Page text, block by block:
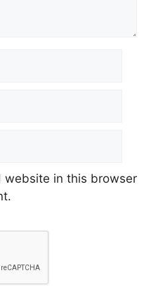
website in this browser